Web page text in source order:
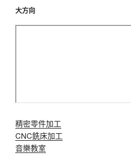
大方向
精密零件加工
CNC銑床加工
音樂教室